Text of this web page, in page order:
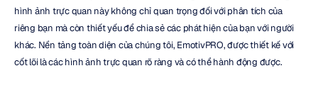
hình ảnh trực quan này không chỉ quan trọng đối với phân tích của
riêng bạn mà còn thiết yếu để chia sẻ các phát hiện của bạn với người
khác. Nền tảng toàn diện của chúng tôi, EmotivPRO, được thiết kế với
cốt lõi là các hình ảnh trực quan rõ ràng và có thể hành động được.